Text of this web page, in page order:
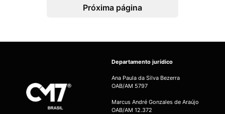
Próxima página
Departamento jurídico
Ana Paula da Silva Bezerra
OAB/AM 5797
Marcus André Gonzales de Araújo
OAB/AM 12.372